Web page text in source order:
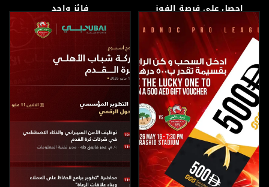
احصل على فرصة الفوز
بقميص حصري موقّع من
أحد نجوم الفرسان
فائز واحد